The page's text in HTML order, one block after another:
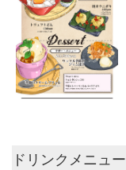
ドリンクメニュー